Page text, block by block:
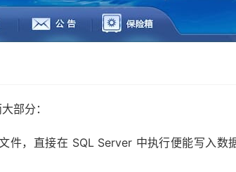
部分：
文件，直接在 SQL Server 中执行便能写入数